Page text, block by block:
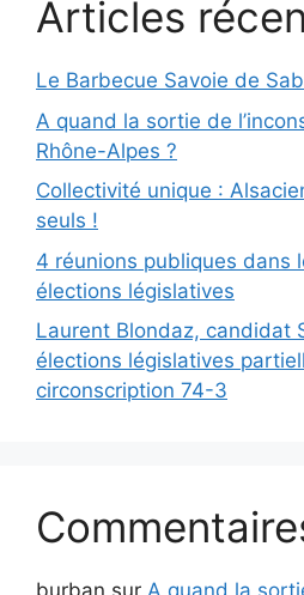
Articles
Le Barbecue Savoie de
A quand la sortie de
Rhône-Alpes ?
Collectivité unique :
seuls !
4 réunions publiques dans
élections législatives
Laurent Blondaz, candidat
élections législatives
circonscription 74-3